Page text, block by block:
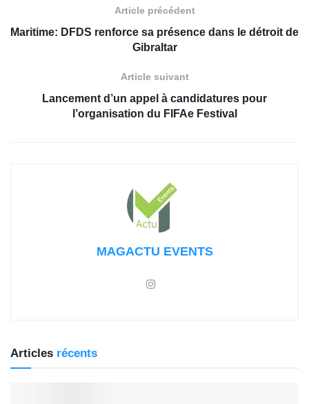
Article précédent
Maritime: DFDS renforce sa présence dans le détroit de
Gibraltar
Article suivant
Lancement d’un appel à candidatures pour
l’organisation du FIFAe Festival
MAGACTU EVENTS
Articles récents